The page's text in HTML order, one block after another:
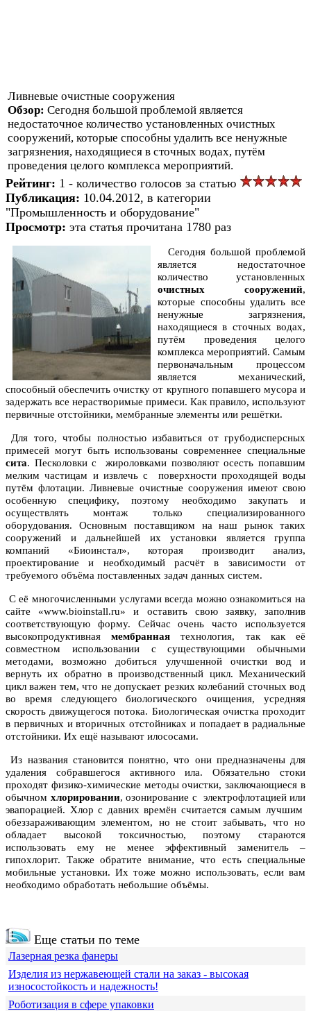
Ливневые очистные сооружения
Обзор: Сегодня большой проблемой является
недостаточное количество установленных очистных
сооружений, которые способны удалить все ненужные
загрязнения, находящиеся в сточных водах, путём
проведения целого комплекса мероприятий.
Рейтинг: 1 - количество голосов за статью
Публикация: 10.04.2012, в категории
"Промышленность и оборудование"
Просмотр: эта статья прочитана 1780 раз
Сегодня большой проблемой
является недостаточное
количество установленных
очистных сооружений,
которые способны удалить все
ненужные загрязнения,
находящиеся в сточных водах,
путём проведения целого
комплекса мероприятий. Самым
первоначальным процессом
является механический,
способный обеспечить очистку от крупного попавшего мусора и
задержать все нерастворимые примеси. Как правило, используют
первичные отстойники, мембранные элементы или решётки.
Для того, чтобы полностью избавиться от грубодисперсных
примесей могут быть использованы современнее специальные
сита. Песколовки с жироловками позволяют осесть попавшим
мелким частицам и извлечь с поверхности проходящей воды
путём флотации. Ливневые очистные сооружения имеют свою
особенную специфику, поэтому необходимо закупать и
осуществлять монтаж только специализированного
оборудования. Основным поставщиком на наш рынок таких
сооружений и дальнейшей их установки является группа
компаний «Биоинстал», которая производит анализ,
проектирование и необходимый расчёт в зависимости от
требуемого объёма поставленных задач данных систем.
С её многочисленными услугами всегда можно ознакомиться на
сайте «www.bioinstall.ru» и оставить свою заявку, заполнив
соответствующую форму. Сейчас очень часто используется
высокопродуктивнаямембранная технология, так как её
совместном использовании с существующими обычными
методами, возможно добиться улучшенной очистки вод и
вернуть их обратно в производственный цикл. Механический
цикл важен тем, что не допускает резких колебаний сточных вод
во время следующего биологического очищения, усредняя
скорость движущегося потока. Биологическая очистка проходит
в первичных и вторичных отстойниках и попадает в радиальные
отстойники. Их ещё называют илососами.
Из названия становится понятно, что они предназначены для
удаления собравшегося активного ила. Обязательно стоки
проходят физико-химические методы очистки, заключающиеся в
обычном хлорировании, озонирование с электрофлотацией или
эвапорацией. Хлор с давних времён считается самым лучшим
обеззараживающим элементом, но не стоит забывать, что но
обладает высокой токсичностью, поэтому стараются
использовать ему не менее эффективный заменитель –
гипохлорит. Также обратите внимание, что есть специальные
мобильные установки. Их тоже можно использовать, если вам
необходимо обработать небольшие объёмы.
Еще статьи по теме
Лазерная резка фанеры
Изделия из нержавеющей стали на заказ - высокая
износостойкость и надежность!
Роботизация в сфере упаковки